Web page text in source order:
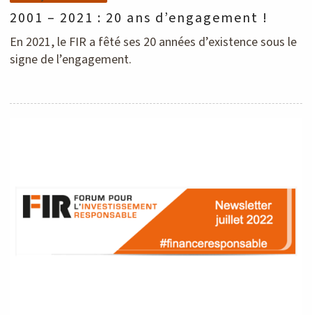
2001 – 2021 : 20 ans d’engagement !
En 2021, le FIR a fêté ses 20 années d’existence sous le
signe de l’engagement.